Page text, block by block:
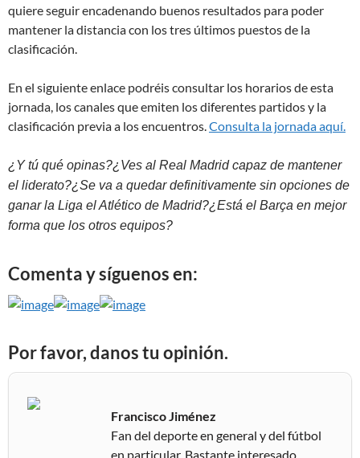
quiere seguir encadenando buenos resultados para poder
mantener la distancia con los tres últimos puestos de la
clasificación.
En el siguiente enlace podréis consultar los horarios de esta
jornada, los canales que emiten los diferentes partidos y la
clasificación previa a los encuentros.Consulta la jornada aquí.
¿Y tú qué opinas?¿Ves al Real Madrid capaz de mantener
el liderato?¿Se va a quedar definitivamente sin opciones de
ganar la Liga el Atlético de Madrid?¿Está el Barça en mejor
forma que los otros equipos?
Comenta y síguenos en:
Por favor, danos tu opinión.
Francisco Jiménez
Fan del deporte en general y del fútbol
en particular. Bastante interesado